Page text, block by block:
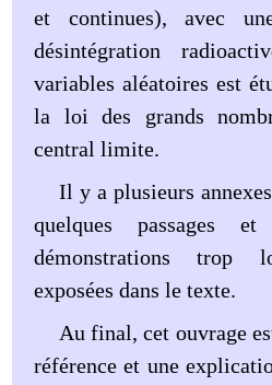
et continues), avec
désintégration
variables aléatoires est
la loi des grands
central limite.
Il y a plusieurs
quelques passages et
démonstrations trop
exposées dans le texte.
Au final, cet ouvrage
référence et une